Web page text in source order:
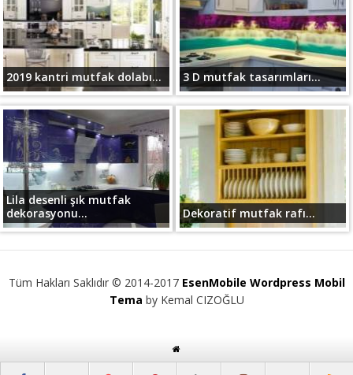
2019 kantri mutfak dolabı... 3 D mutfak tasarımları...
Lila desenli şık mutfak
dekorasyonu...
Dekoratif mutfak rafı...
Tüm Hakları Saklıdır © 2014-2017 EsenMobile Wordpress Mobil
Tema by Kemal CIZOĞLU